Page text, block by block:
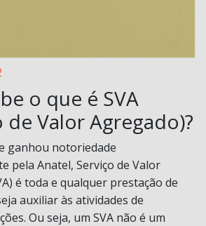
o que é SVA
de Valor Agregado)?
ganhou notoriedade
pela Anatel, Serviço de Valor
é toda e qualquer prestação de
auxiliar às atividades de
Ou seja, um SVA não é um